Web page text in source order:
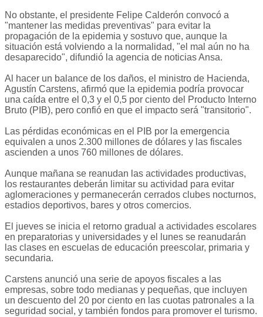
No obstante, el presidente Felipe Calderón convocó a
"mantener las medidas preventivas" para evitar la
propagación de la epidemia y sostuvo que, aunque la
situación está volviendo a la normalidad, "el mal aún no ha
desaparecido", difundió la agencia de noticias Ansa.
Al hacer un balance de los daños, el ministro de Hacienda,
Agustín Carstens, afirmó que la epidemia podría provocar
una caída entre el 0,3 y el 0,5 por ciento del Producto Interno
Bruto (PIB), pero confió en que el impacto será "transitorio".
Las pérdidas económicas en el PIB por la emergencia
equivalen a unos 2.300 millones de dólares y las fiscales
ascienden a unos 760 millones de dólares.
Aunque mañana se reanudan las actividades productivas,
los restaurantes deberán limitar su actividad para evitar
aglomeraciones y permanecerán cerrados clubes nocturnos,
estadios deportivos, bares y otros comercios.
El jueves se inicia el retorno gradual a actividades escolares
en preparatorias y universidades y el lunes se reanudarán
las clases en escuelas de educación preescolar, primaria y
secundaria.
Carstens anunció una serie de apoyos fiscales a las
empresas, sobre todo medianas y pequeñas, que incluyen
un descuento del 20 por ciento en las cuotas patronales a la
seguridad social, y también fondos para promover el turismo.